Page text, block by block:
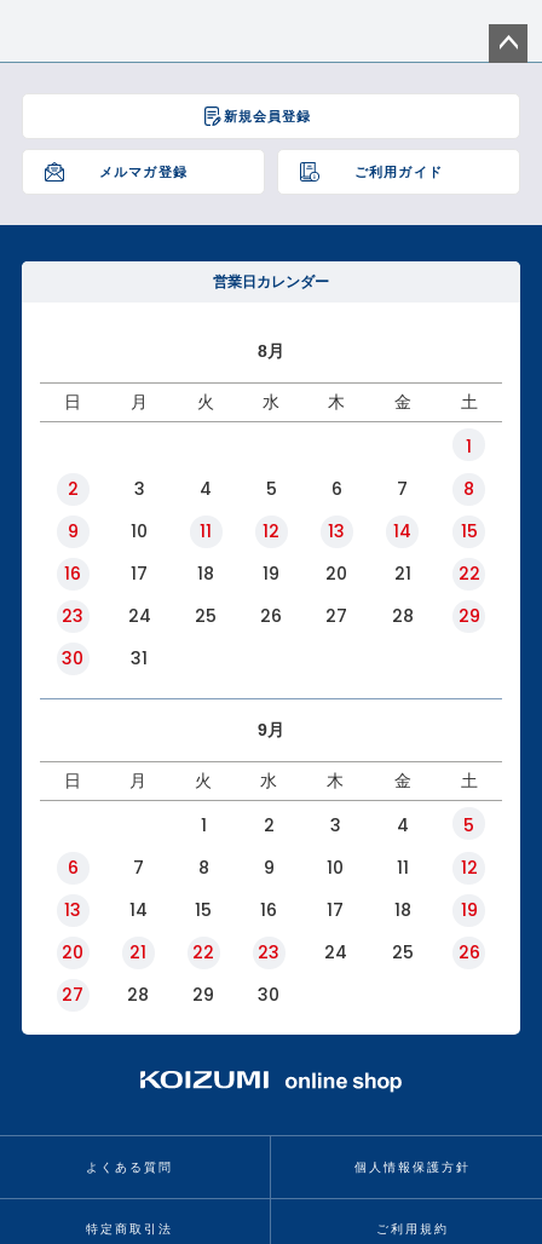
新規会員登録
メルマガ登録 ご利用ガイド
ジト
へ
営業日カレンダー
8月
日 月 火 水 木 金 土
1
2
3 4 5 6 7
8
9
10 11 12 13 14
15
16
17 18 19 20 21
22
23
24 25 26 27 28
29
30
31
9月
日 月 火 水 木 金 土
1 2 3 4
5
6
7 8 9 10 11
12
13
14 15 16 17 18
19
20
21 22 23 24 25
26
27
28 29 30
よくある質問 個人情報保護方針
特定商取引法 ご利用規約